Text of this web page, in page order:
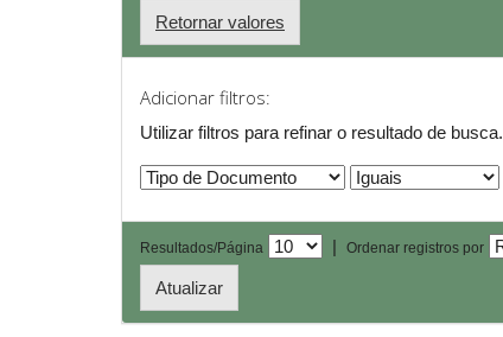
Retornar valores
Adicionar filtros:
Utilizar filtros para refinar o resultado de busca.
Resultados/Página | Ordenar registros por